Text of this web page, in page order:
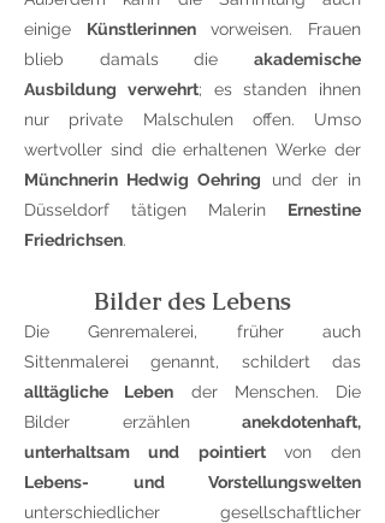
einige Künstlerinnen vorweisen. Frauen
blieb damals die akademische
Ausbildung verwehrt; es standen ihnen
nur private Malschulen offen. Umso
wertvoller sind die erhaltenen Werke der
Münchnerin Hedwig Oehring und der in
Düsseldorf tätigen Malerin Ernestine
Friedrichsen.
Bilder des Lebens
Die Genremalerei, früher auch
Sittenmalerei genannt, schildert das
alltägliche Leben der Menschen. Die
Bilder erzählen anekdotenhaft,
unterhaltsam und pointiert von den
Lebens- und Vorstellungswelten
unterschiedlicher gesellschaftlicher